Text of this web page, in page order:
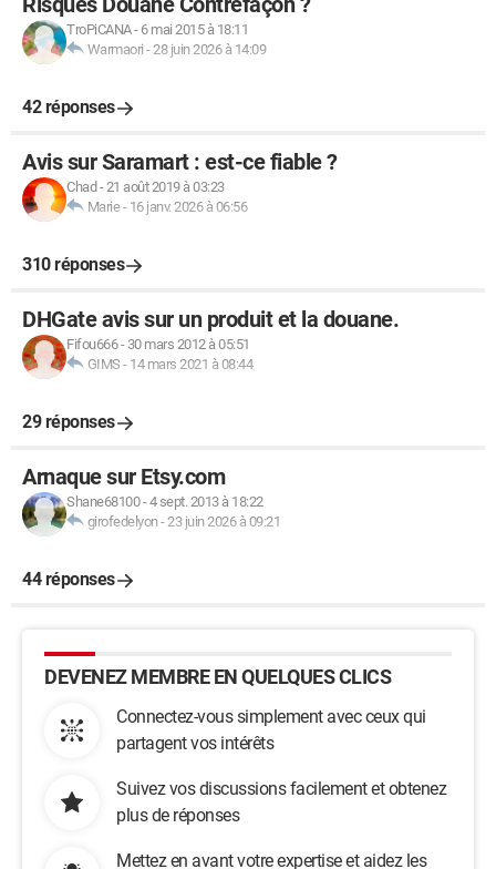
TroPiCANA- 6 mai 2015 à 18:11
Warmaori -28 juin 2026 à 14:09
42 réponses
Avis sur Saramart : est-ce fiable ?
Chad -21 août 2019 à 03:23
Marie- 16 janv. 2026 à 06:56
310 réponses
DHGate avis sur un produit et la douane.
Fifou666- 30 mars 2012 à 05:51
GIMS - 14 mars 2021 à 08:44
29 réponses
Arnaque sur Etsy.com
Shane68100-4 sept. 2013 à 18:22
girofedelyon-23 juin 2026 à 09:21
44 réponses
DEVENEZ MEMBRE EN QUELQUES CLICS
Connectez-vous simplement avec ceux qui
partagent vos intérêts
Suivez vos discussions facilement et obtenez
plus de réponses
Mettez en avant votre expertise et aidez les